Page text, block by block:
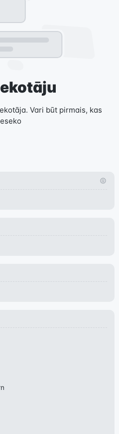
Vari būt pirmais, kas